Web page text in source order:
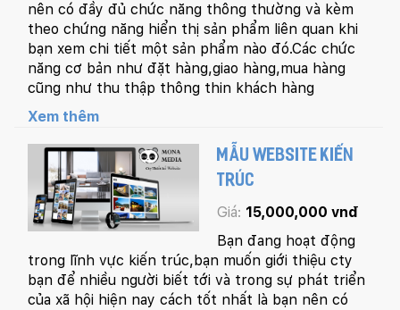
nên có đầy đủ chức năng thông thường và kèm
theo chứng năng hiển thị sản phẩm liên quan khi
bạn xem chi tiết một sản phẩm nào đó.Các chức
năng cơ bản như đặt hàng,giao hàng,mua hàng
cũng như thu thập thông thin khách hàng
Xem thêm
MẪU WEBSITE KIẾN
TRÚC
Giá: 15,000,000 vnđ
Bạn đang hoạt động
trong lĩnh vực kiến trúc,bạn muốn giới thiệu cty
bạn để nhiều người biết tới và trong sự phát triển
của xã hội hiện nay cách tốt nhất là bạn nên có